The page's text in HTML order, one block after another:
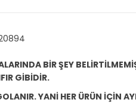
BİR ŞEY
GİBİDİR.
YANİ HER ÜRÜN İÇİN